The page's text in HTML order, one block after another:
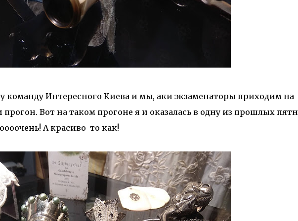
команду Интересного Киева и мы, аки экзаменаторы приходим на
Вот на таком прогоне я и оказалась в одну из прошлых
А красиво-то как!